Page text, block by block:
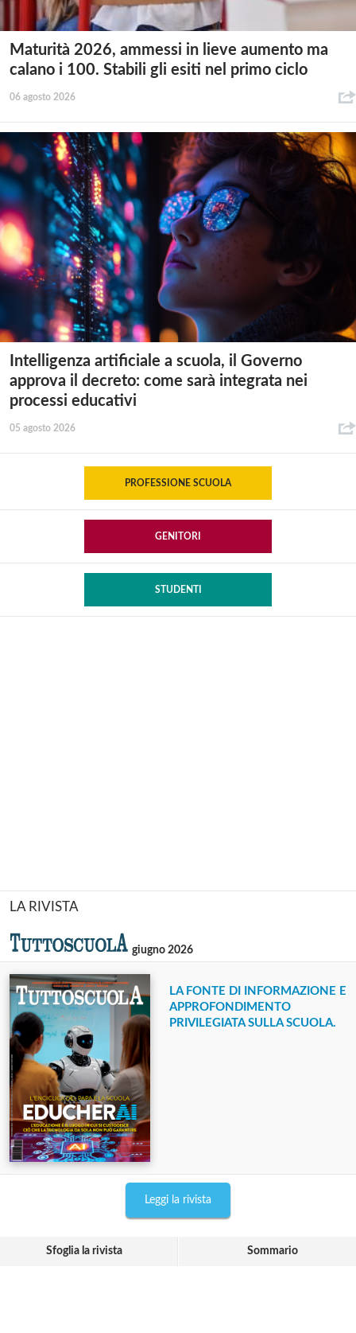
Maturità 2026, ammessi in lieve aumento ma
calano i 100. Stabili gli esiti nel primo ciclo
06 agosto 2026
Intelligenza artificiale a scuola, il Governo
approva il decreto: come sarà integrata nei
processi educativi
05 agosto 2026
PROFESSIONE SCUOLA
GENITORI
STUDENTI
LA RIVISTA
giugno 2026
LA FONTE DI INFORMAZIONE E
APPROFONDIMENTO
PRIVILEGIATA SULLA SCUOLA.
Leggi la rivista
Sfoglia la rivista Sommario